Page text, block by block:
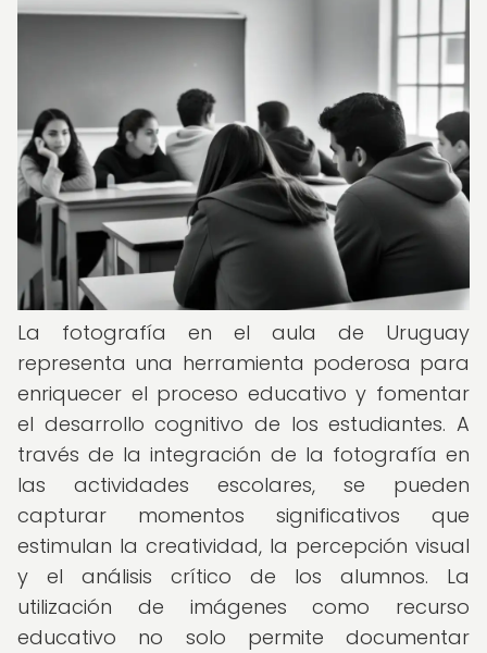
La fotografía en el aula de Uruguay
representa una herramienta poderosa para
enriquecer el proceso educativo y fomentar
el desarrollo cognitivo de los estudiantes. A
través de la integración de la fotografía en
las actividades escolares, se pueden
capturar momentos significativos que
estimulan la creatividad, la percepción visual
y el análisis crítico de los alumnos. La
utilización de imágenes como recurso
educativo no solo permite documentar